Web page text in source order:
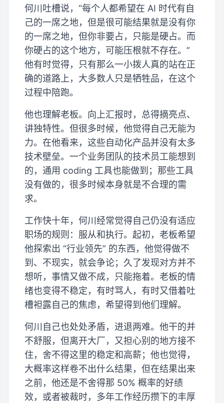
何川吐槽说，“每个人都希望在 AI 时代有自
己的一席之地，但是很可能结果就是没有你
的一席之地，但你非要占，只能是硬占。而
你硬占的这个地方，可能压根就不存在。”
他有时觉得，只有那么一小拨人真的站在正
确的道路上，大多数人只是牺牲品，在这个
过程中陪跑。
他也理解老板。向上汇报时，总得摘亮点、
讲独特性。但很多时候，他觉得自己无能为
力。在他看来，这些自动化产品并没有太多
技术壁垒。一个业务团队的技术员工能想到
的，通用 coding 工具也能做到；那些工具
没有做的，很多时候本身就是不合理的需
求。
工作快十年，何川经常觉得自己仍没有适应
职场的规则：服从和执行。起初，老板希望
他探索出 “行业领先” 的东西，他觉得做不
到、不现实，就会争论；久了发现对方并不
想听，事情又做不成，只能拖着。老板的情
绪也变得不稳定，有时骂人，有时又借着吐
槽袒露自己的焦虑，希望得到他们理解。
何川自己也处处矛盾，进退两难。他干的并
不舒服，但离开大厂，又担心别的地方接不
住，舍不得这里的稳定和高薪；他也觉得，
大概率这样卷不出什么结果，但在结果出来
之前，他还是不舍得那 50% 概率的好绩
效，或者被裁时，多年工作经历攒下的丰厚